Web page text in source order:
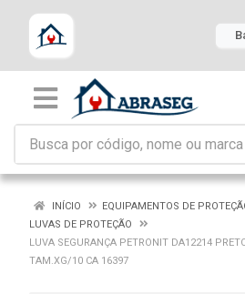
INÍCIO
EQUIPAMENTOS DE
LUVAS DE PROTEÇÃO
LUVA SEGURANÇA PETRONIT DA12214
TAM.XG/10 CA 16397